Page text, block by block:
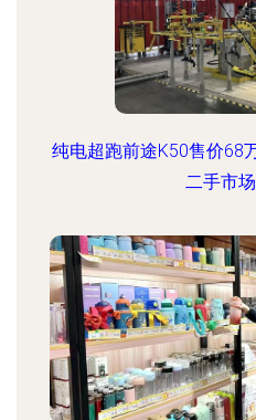
纯电超跑前途K50售价68
二手市